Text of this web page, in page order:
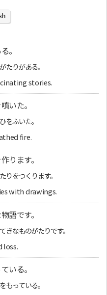
。
たりがある。
stories.
いた。
をふいた。
fire.
ります。
りをつくります。
with drawings.
語です。
きなものがたりです。
loss.
いる。
もっている。